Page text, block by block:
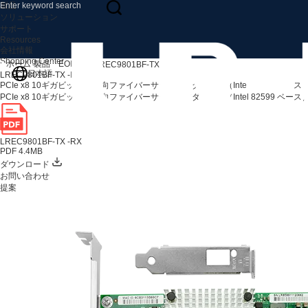
製品
ソリューション
サポート
Resources
会社情報
Shopping Center
日本語
ホーム 製品 EOL製品
LREC9801BF-TX -RX
LREC9801BF-TX -RX
PCIe x8 10ギガビット 単方向ファイバーサーバーアダプター（Intel 82599 ベース
PCIe x8 10ギガビット 単方向ファイバーサーバーアダプター（Intel 82599 ベース
LREC9801BF-TX -RX
PDF 4.4MB
ダウンロード
お問い合わせ
提案